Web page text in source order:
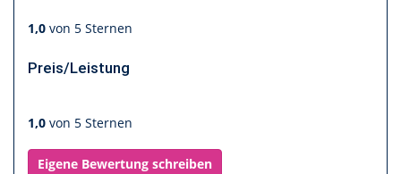
1,0 von 5 Sternen
Preis/Leistung
1,0 von 5 Sternen
Eigene Bewertung schreiben